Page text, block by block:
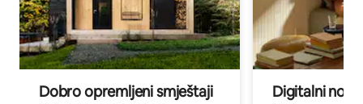
Dobro opremljeni smještaji
Digitalni